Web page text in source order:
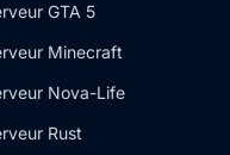
GTA 5
Minecraft
Nova-Life
Rust